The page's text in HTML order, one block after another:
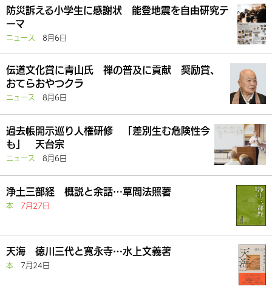
防災訴える小学生に感謝状 能登地震を自由研究テ
ーマ
ニュース 8月6日
伝道文化賞に青山氏 禅の普及に貢献 奨励賞、
おてらおやつクラ
ニュース 8月6日
過去帳開示巡り人権研修 「差別生む危険性今
も」 天台宗
ニュース 8月6日
浄土三部経 概説と余話…草間法照著
本 7月27日
天海 徳川三代と寛永寺…水上文義著
本 7月24日